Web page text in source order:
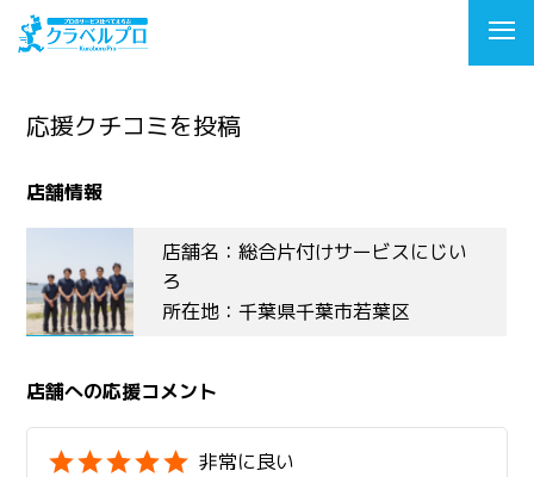
応援クチコミを投稿
店舗情報
店舗名：総合片付けサービスにじい
ろ
所在地：千葉県千葉市若葉区
店舗への応援コメント
非常に良い